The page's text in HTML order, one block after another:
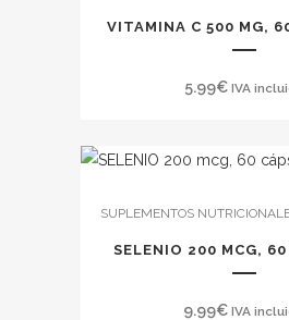
VITAMINA C 500 MG,
5.99€ IVA
SUPLEMENTOS
SELENIO 200 MCG, 60
9.99€ IVA